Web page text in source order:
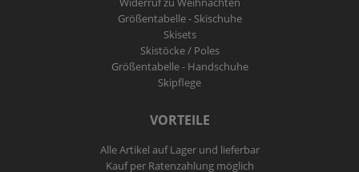
Größentabelle - Skischuhe
Skisets
Skistöcke / Poles
Größentabelle - Handschuhe
Skipflege
VORTEILE
Alle Artikel auf Lager und lieferbar
Kauf per Ratenzahlung möglich